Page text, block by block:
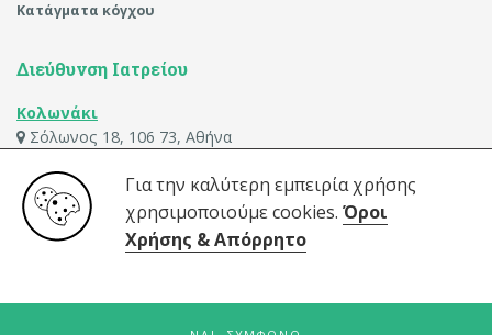
Για την καλύτερη εμπειρία χρήσης
χρησιμοποιούμε cookies. Όροι
Χρήσης & Απόρρητο
Κατάγματα κόγχου
Διεύθυνση Ιατρείου
Κολωνάκι
Σόλωνος 18, 106 73, Αθήνα
E-mail:
info@ioannismavrikakis.gr